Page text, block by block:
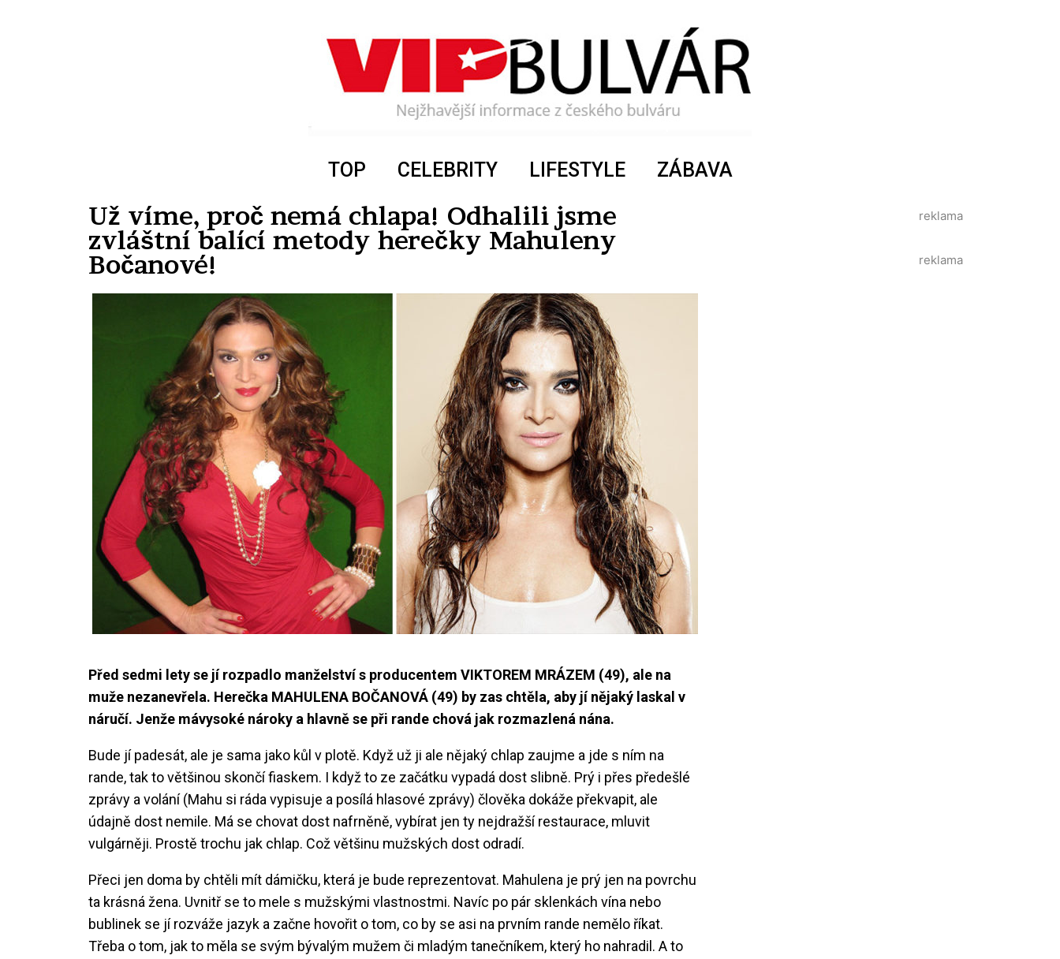
TOP CELEBRITY LIFESTYLE ZÁBAVA
Už víme, proč nemá chlapa! Odhalili jsme
zvláštní balící metody herečky Mahuleny
Bočanové!
Před sedmi lety se jí rozpadlo manželství s producentem VIKTOREM MRÁZEM (49), ale na
muže nezanevřela. Herečka MAHULENA BOČANOVÁ (49) by zas chtěla, aby jí nějaký laskal v
náručí. Jenže mávysoké nároky a hlavně se při rande chová jak rozmazlená nána.
Bude jí padesát, ale je sama jako kůl v plotě. Když už ji ale nějaký chlap zaujme a jde s ním na
rande, tak to většinou skončí fiaskem. I když to ze začátku vypadá dost slibně. Prý i přes předešlé
zprávy a volání (Mahu si ráda vypisuje a posílá hlasové zprávy) člověka dokáže překvapit, ale
údajně dost nemile. Má se chovat dost nafrněně, vybírat jen ty nejdražší restaurace, mluvit
vulgárněji. Prostě trochu jak chlap. Což většinu mužských dost odradí.
Přeci jen doma by chtěli mít dámičku, která je bude reprezentovat. Mahulena je prý jen na povrchu
ta krásná žena. Uvnitř se to mele s mužskými vlastnostmi. Navíc po pár sklenkách vína nebo
bublinek se jí rozváže jazyk a začne hovořit o tom, co by se asi na prvním rande nemělo říkat.
Třeba o tom, jak to měla se svým bývalým mužem či mladým tanečníkem, který ho nahradil. A to
reklama
reklama